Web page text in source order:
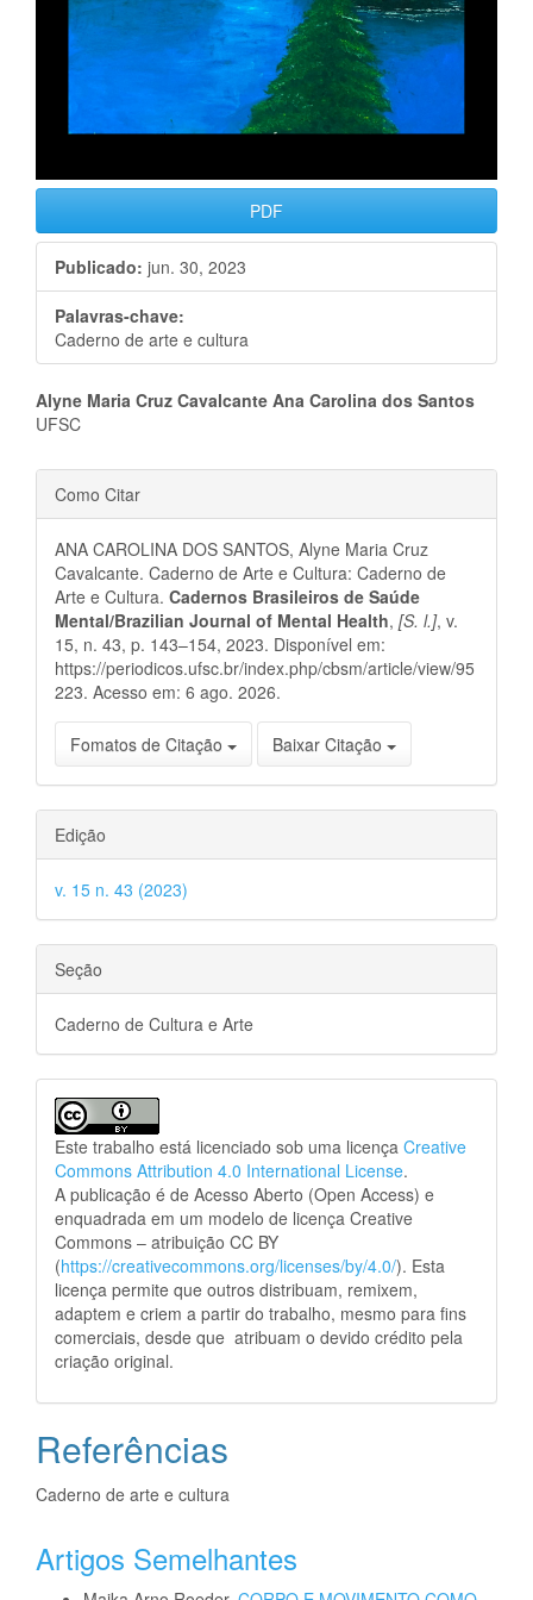
PDF
Publicado: jun. 30, 2023
Palavras-chave:
Caderno de arte e cultura
Conteúdo
artigo
principal
Alyne Maria Cruz Cavalcante Ana Carolina dos Santos
UFSC
Detalhes
do
artigo
Como Citar
ANA CAROLINA DOS SANTOS, Alyne Maria Cruz
Cavalcante. Caderno de Arte e Cultura: Caderno de
Arte e Cultura. Cadernos Brasileiros de Saúde
Mental/Brazilian Journal of Mental Health, [S. l.], v.
15, n. 43, p. 143–154, 2023. Disponível em:
https://periodicos.ufsc.br/index.php/cbsm/article/view/95
223. Acesso em: 6 ago. 2026.
Fomatos de Citação Baixar Citação
Edição
v. 15 n. 43 (2023)
Seção
Caderno de Cultura e Arte
Este trabalho está licenciado sob uma licença Creative
Commons Attribution 4.0 International License.
A publicação é de Acesso Aberto (Open Access) e
enquadrada em um modelo de licença Creative
Commons – atribuição CC BY
(https://creativecommons.org/licenses/by/4.0/). Esta
licença permite que outros distribuam, remixem,
adaptem e criem a partir do trabalho, mesmo para fins
comerciais, desde que atribuam o devido crédito pela
criação original.
Referências
Caderno de arte e cultura
Artigos Semelhantes